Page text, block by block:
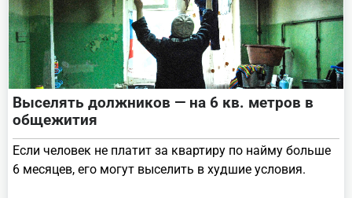
Выселять должников — на 6 кв. метров в
общежития
Если человек не платит за квартиру по найму больше
6 месяцев, его могут выселить в худшие условия.